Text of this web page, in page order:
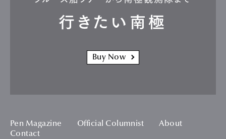
行きたい南極
Buy Now
Pen Magazine Official Columnist
About
Contact